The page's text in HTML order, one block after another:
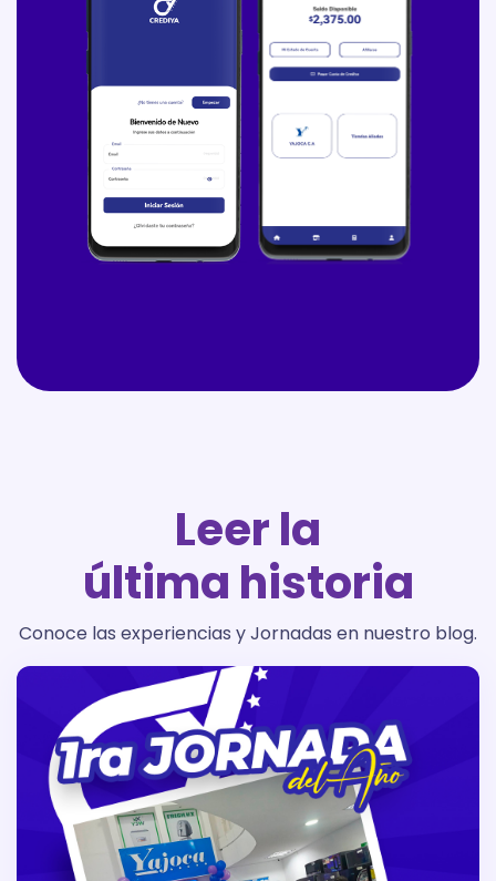
Leer la
última historia
Conoce las experiencias y Jornadas en nuestro blog.